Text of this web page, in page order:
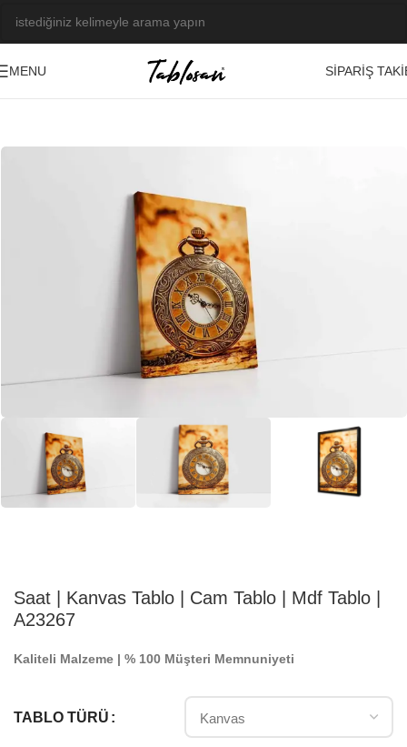
MENU
SIPARIŞ
Saat | Kanvas Tablo | Cam Tablo | Mdf Tablo |
A23267
Kaliteli Malzeme | % 100 Müşteri Memnuniyeti
TABLO TÜRÜ